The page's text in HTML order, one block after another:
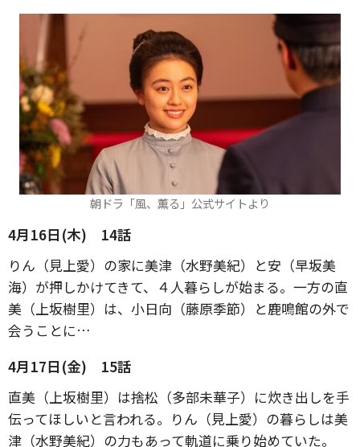
朝ドラ「風、薫る」公式サイトより
4月16日(木) 14話
りん（見上愛）の家に美津（水野美紀）と安（早坂美
海）が押しかけてきて、４人暮らしが始まる。一方の直
美（上坂樹里）は、小日向（藤原季節）と鹿鳴館の外で
会うことに…
4月17日(金) 15話
直美（上坂樹里）は捨松（多部未華子）に炊き出しを手
伝ってほしいと言われる。りん（見上愛）の暮らしは美
津（水野美紀）の力もあって軌道に乗り始めていた。